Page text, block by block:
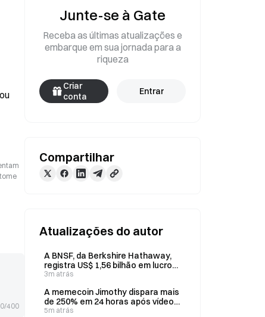
0/400
Junte-se à Gate
Receba as últimas atualizações e
embarque em sua jornada para a
riqueza
Criar
conta
Entrar
Compartilhar
Atualizações do autor
A BNSF, da Berkshire Hathaway,
registra US$ 1,56 bilhão em lucro
operacional no 2º trimestre de
3m atrás
A memecoin Jimothy dispara mais
de 250% em 24 horas após vídeo
de Musk mostrar um guaxinim com
5m atrás